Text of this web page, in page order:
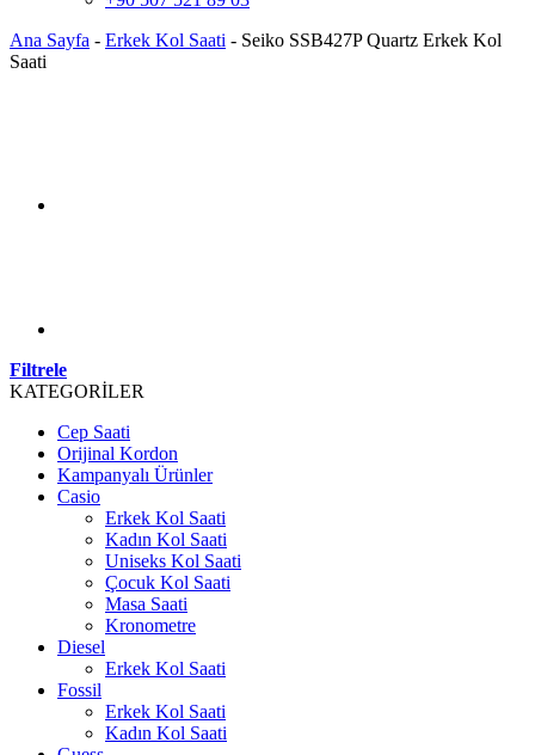
Ana Sayfa - Erkek Kol Saati - Seiko SSB427P Quartz Erkek Kol
Saati
Filtrele
KATEGORİLER
Cep Saati
Orijinal Kordon
Kampanyalı Ürünler
Casio
Erkek Kol Saati
Kadın Kol Saati
Uniseks Kol Saati
Çocuk Kol Saati
Masa Saati
Kronometre
Diesel
Erkek Kol Saati
Fossil
Erkek Kol Saati
Kadın Kol Saati